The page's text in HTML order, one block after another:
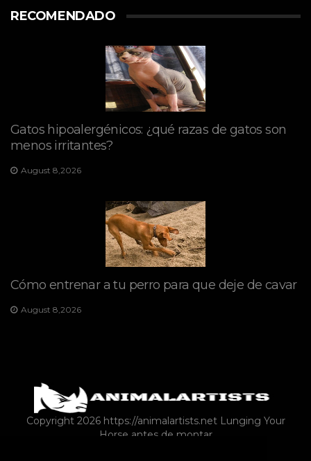
RECOMENDADO
Gatos hipoalergénicos: ¿qué razas de gatos son
menos irritantes?
August 8,2026
Cómo entrenar a tu perro para que deje de cavar
August 8,2026
Copyright 2026 https://animalartists.net Lunging Your
Horse antes de montar